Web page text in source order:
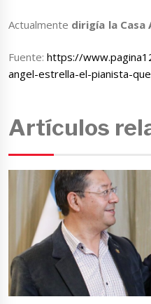
Actualmente dirigía la Casa
Fuente:https://
angel-estrella-el-pianista-
Artículos